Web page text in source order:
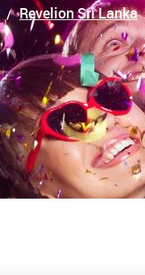
Revelion Sri Lanka